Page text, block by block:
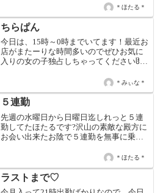
ございました🙇‍♀️お兄様と共通点が多くて
めちゃくちゃ楽しかったです🥳お兄様と
お話してい...
＊ほたる＊
ちらぱん
今日は、15時～0時までいてます！最近お
店がまたーりな時間多いのでぜひお気に
入りの女の子独占しちゃってくださいჱ̒ˆ>
＊みぃな＊
５連勤
先週の水曜日から日曜日迄しれっと５連
勤してたほたるです?沢山の素敵な殿方に
お会い出来たお陰で５連勤を無事に乗り
の疲れからか昼職を終えてから長時間爆
LAST迄です?
＊ほたる＊
ラストまで♡